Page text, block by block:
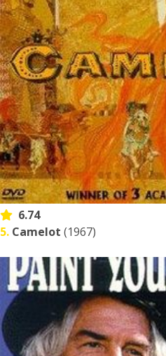
6.74
5. Camelot (1967)